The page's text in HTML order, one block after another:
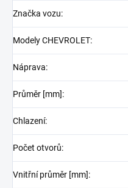
Značka vozu:
Modely CHEVROLET:
Náprava:
Průměr [mm]:
Chlazení:
Počet otvorů:
Vnitřní průměr [mm]: